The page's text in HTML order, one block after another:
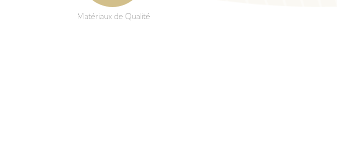
Matériaux de Qualité